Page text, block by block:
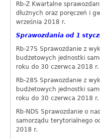
Rb-Z Kwartalne
dłużnych oraz poręczeń i
września 2018 r.
Sprawozdania od 1
Rb-27S Sprawozdanie z
budżetowych jednostki
roku do 30 czerwca 2018 r.
Rb-28S Sprawozdanie z
budżetowych jednostki
roku do 30 czerwca 2018 r.
Rb-NDS Sprawozdanie o
samorządu terytorialnego
2018 r.